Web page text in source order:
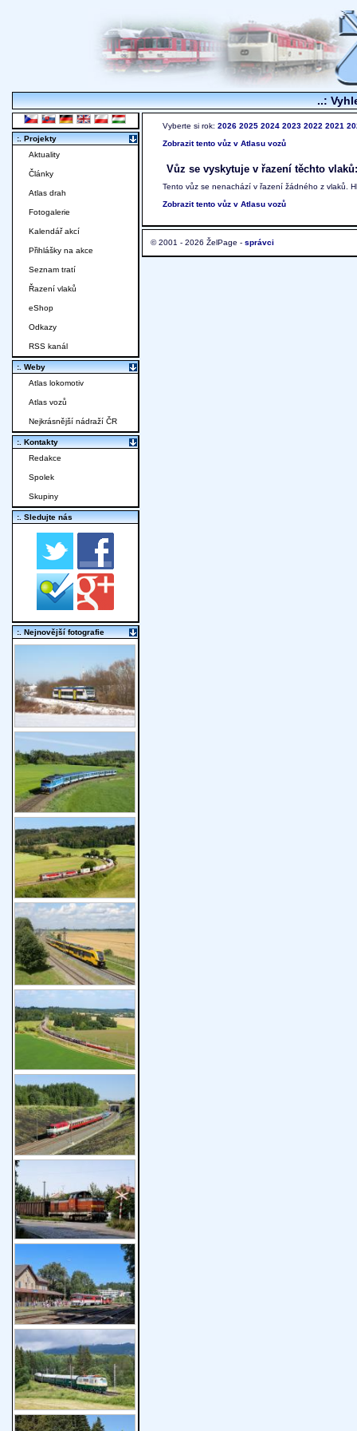
..:
Vyberte si rok: 2026 2025 2024 2023 2022 2021
Zobrazit tento vůz v Atlasu vozů
Vůz se vyskytuje v řazení těchto vlaků:
Tento vůz se nenachází v řazení žádného z vlaků.
Zobrazit tento vůz v Atlasu vozů
© 2001 - 2026 ŽelPage - správci
:. Projekty
Aktuality
Články
Atlas drah
Fotogalerie
Kalendář akcí
Přihlášky na akce
Seznam tratí
Řazení vlaků
eShop
Odkazy
RSS kanál
:. Weby
Atlas lokomotiv
Atlas vozů
Nejkrásnější nádraží ČR
:. Kontakty
Redakce
Spolek
Skupiny
:. Sledujte nás
:. Nejnovější fotografie